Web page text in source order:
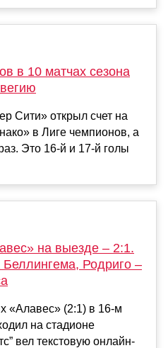
в 10 матчах сезона
Сити» открыл счет на
в Лиге чемпионов, а
Это 16-й и 17-й голы
на выезде – 2:1.
Родриго –
«Алавес» (2:1) в 16-м
на стадионе
вел текстовую онлайн-